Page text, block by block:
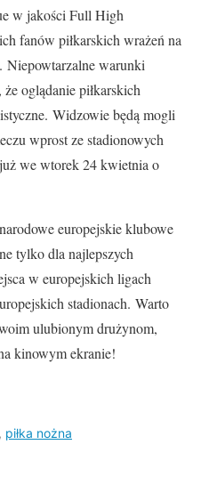
w jakości Full High
fanów piłkarskich wrażeń na
Niepowtarzalne warunki
oglądanie piłkarskich
Widzowie będą mogli
wprost ze stadionowych
we wtorek 24 kwietnia o
europejskie klubowe
tylko dla najlepszych
w europejskich ligach
stadionach. Warto
ulubionym drużynom,
kinowym ekranie!
, piłka nożna